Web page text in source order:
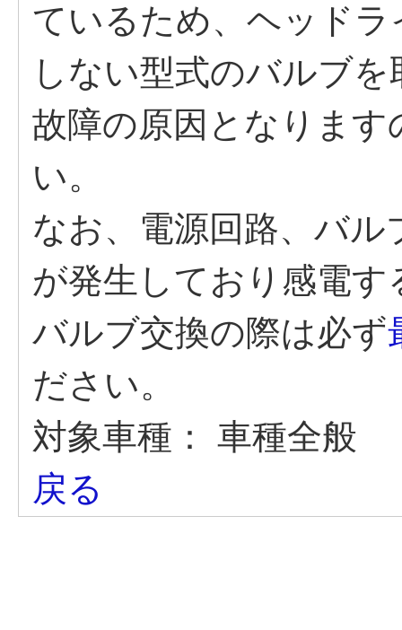
ているため、ヘッド
しない型式のバルブ
故障の原因となりま
い。
なお、電源回路、バ
が発生しており感電
バルブ交換の際は必ず
ださい。
対象車種：
車種全般
戻る